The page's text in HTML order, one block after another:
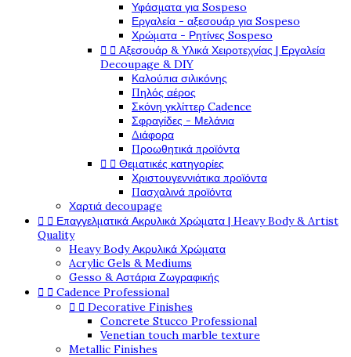
Υφάσματα για Sospeso
Εργαλεία - αξεσουάρ για Sospeso
Χρώματα - Ρητίνες Sospeso
  Αξεσουάρ & Υλικά Χειροτεχνίας | Εργαλεία
Decoupage & DIY
Καλούπια σιλικόνης
Πηλός αέρος
Σκόνη γκλίττερ Cadence
Σφραγίδες - Μελάνια
Διάφορα
Προωθητικά προϊόντα
  Θεματικές κατηγορίες
Χριστουγεννιάτικα προϊόντα
Πασχαλινά προϊόντα
Χαρτιά decoupage
  Επαγγελματικά Ακρυλικά Χρώματα | Heavy Body & Artist
Quality
Heavy Body Ακρυλικά Χρώματα
Acrylic Gels & Mediums
Gesso & Αστάρια Ζωγραφικής
  Cadence Professional
  Decorative Finishes
Concrete Stucco Professional
Venetian touch marble texture
Metallic Finishes